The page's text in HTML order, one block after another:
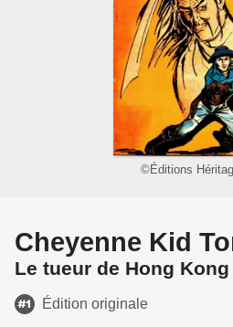
©Éditions
Cheyenne Kid
Le tueur de Hong Kong
Édition originale